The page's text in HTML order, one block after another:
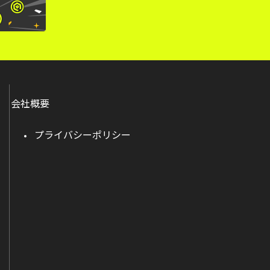
会社概要
プライバシーポリシー